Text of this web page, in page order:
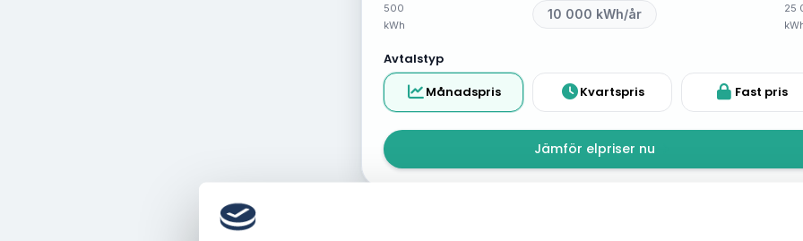
500
kWh
10 000 kWh/år
25
Avtalstyp
Månadspris
Kvartspris Fast pris
Jämför elpriser nu